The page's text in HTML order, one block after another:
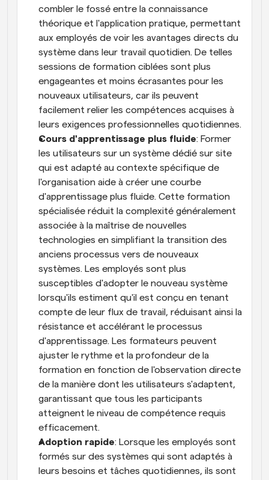
combler le fossé entre la connaissance
théorique et l'application pratique, permettant
aux employés de voir les avantages directs du
système dans leur travail quotidien. De telles
sessions de formation ciblées sont plus
engageantes et moins écrasantes pour les
nouveaux utilisateurs, car ils peuvent
facilement relier les compétences acquises à
leurs exigences professionnelles quotidiennes.
Cours d'apprentissage plus fluide: Former
les utilisateurs sur un système dédié sur site
qui est adapté au contexte spécifique de
l'organisation aide à créer une courbe
d'apprentissage plus fluide. Cette formation
spécialisée réduit la complexité généralement
associée à la maîtrise de nouvelles
technologies en simplifiant la transition des
anciens processus vers de nouveaux
systèmes. Les employés sont plus
susceptibles d'adopter le nouveau système
lorsqu'ils estiment qu'il est conçu en tenant
compte de leur flux de travail, réduisant ainsi la
résistance et accélérant le processus
d'apprentissage. Les formateurs peuvent
ajuster le rythme et la profondeur de la
formation en fonction de l'observation directe
de la manière dont les utilisateurs s'adaptent,
garantissant que tous les participants
atteignent le niveau de compétence requis
efficacement.
Adoption rapide: Lorsque les employés sont
formés sur des systèmes qui sont adaptés à
leurs besoins et tâches quotidiennes, ils sont